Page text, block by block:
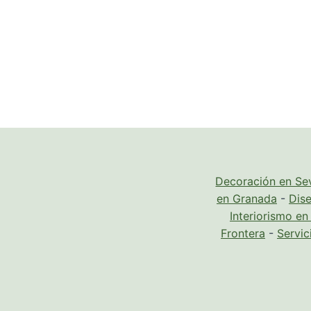
Decoración en
en Granada -
Interiorismo
Frontera -